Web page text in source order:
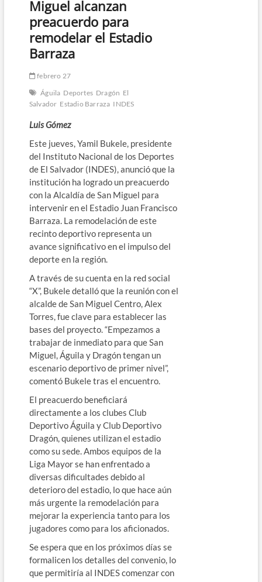
Miguel alcanzan
preacuerdo para
remodelar el Estadio
Barraza
febrero 27
Águila Deportes Dragón El
Salvador Estadio Barraza INDES
Luis Gómez
Este jueves, Yamil Bukele, presidente
del Instituto Nacional de los Deportes
de El Salvador (INDES), anunció que la
institución ha logrado un preacuerdo
con la Alcaldía de San Miguel para
intervenir en el Estadio Juan Francisco
Barraza. La remodelación de este
recinto deportivo representa un
avance significativo en el impulso del
deporte en la región.
A través de su cuenta en la red social
“X”, Bukele detalló que la reunión con el
alcalde de San Miguel Centro, Alex
Torres, fue clave para establecer las
bases del proyecto. “Empezamos a
trabajar de inmediato para que San
Miguel, Águila y Dragón tengan un
escenario deportivo de primer nivel”,
comentó Bukele tras el encuentro.
El preacuerdo beneficiará
directamente a los clubes Club
Deportivo Águila y Club Deportivo
Dragón, quienes utilizan el estadio
como su sede. Ambos equipos de la
Liga Mayor se han enfrentado a
diversas dificultades debido al
deterioro del estadio, lo que hace aún
más urgente la remodelación para
mejorar la experiencia tanto para los
jugadores como para los aficionados.
Se espera que en los próximos días se
formalicen los detalles del convenio, lo
que permitiría al INDES comenzar con